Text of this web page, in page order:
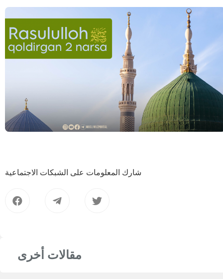
شارك المعلومات على الشبكات الاجتماعية
مقالات أخرى